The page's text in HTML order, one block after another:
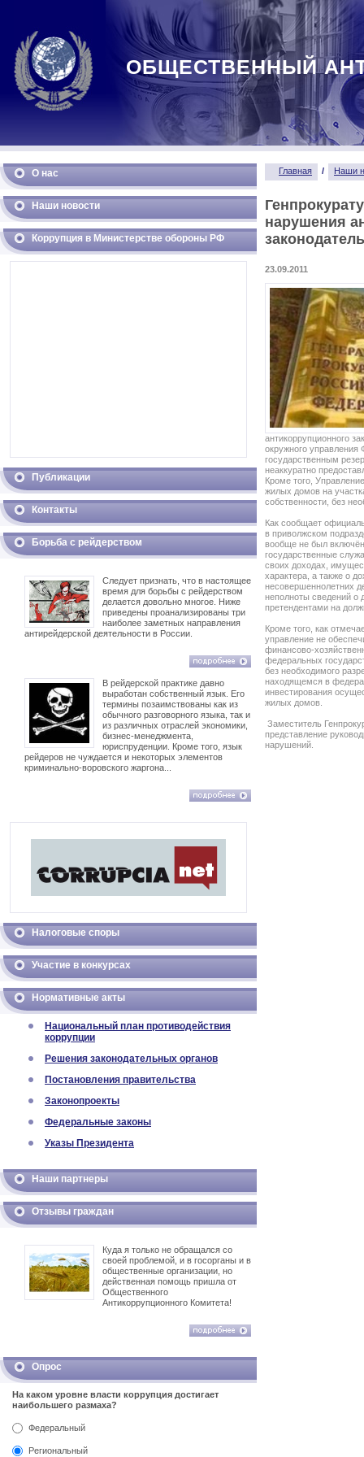
ОБЩЕСТВЕННЫЙ
О нас
Наши новости
Коррупция в Министерстве обороны РФ
Публикации
Контакты
Борьба с рейдерством
Следует признать, что в настоящее
время для борьбы с рейдерством
делается довольно многое. Ниже
приведены проанализированы три
наиболее заметных направления
антирейдерской деятельности в России.
В рейдерской практике давно
выработан собственный язык. Его
термины позаимствованы как из
обычного разговорного языка, так и
из различных отраслей экономики,
бизнес-менеджмента,
юриспруденции. Кроме того, язык
рейдеров не чуждается и некоторых элементов
криминально-воровского жаргона...
Налоговые споры
Участие в конкурсах
Нормативные акты
Национальный план противодействия
коррупции
Решения законодательных органов
Постановления правительства
Законопроекты
Федеральные законы
Указы Президента
Наши партнеры
Отзывы граждан
Куда я только не обращался со
своей проблемой, и в госорганы и в
общественные организации, но
действенная помощь пришла от
Общественного
Антикоррупционного Комитета!
Опрос
На каком уровне власти коррупция достигает
наибольшего размаха?
Федеральный
Региональный
Главная / Наши
нарушения
23.09.2011
антикоррупционного
окружного управления
государственным
неаккуратно
Кроме того,
жилых домов на
собственности, без
Как сообщает
в приволжском
вообще не был
государственные
своих доходах,
характера, а также о
несовершеннолетних
неполноты сведений о
претендентами на
Кроме того, как
управление не
финансово-
федеральных
без необходимого
находящемся в
инвестирования
жилых домов.
Заместитель
представление
нарушений.